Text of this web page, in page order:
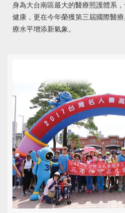
身為大台南區最大的醫療照護體系
健康，更在今年榮獲第三屆國際醫
療水平增添新氣象。